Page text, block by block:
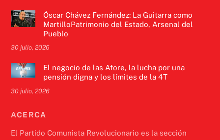
Óscar Chávez Fernández: La Guitarra como
MartilloPatrimonio del Estado, Arsenal del
Pueblo
30 julio, 2026
El negocio de las Afore, la lucha por una
pensión digna y los límites de la 4T
30 julio, 2026
ACERCA
El Partido Comunista Revolucionario es la sección